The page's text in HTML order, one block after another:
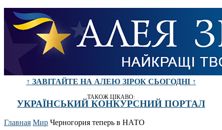
↑ ЗАВІТАЙТЕ НА АЛЕЮ ЗІРОК СЬОГОДНІ ↑
ТАКОЖ ЦІКАВО:
УКРАЇНСЬКИЙ КОНКУРСНИЙ ПОРТАЛ
Главная Мир Черногория теперь в НАТО